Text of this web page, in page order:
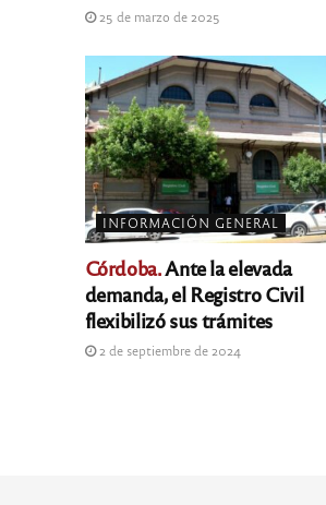
25 de marzo de 2025
INFORMACIÓN GENERAL
Córdoba.Ante la elevada
demanda, el Registro Civil
flexibilizó sus trámites
2 de septiembre de 2024